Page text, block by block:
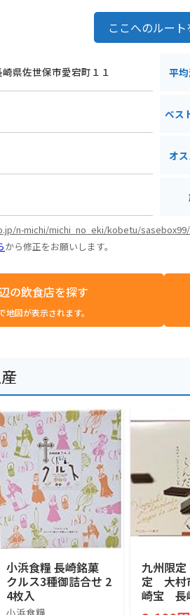
ここへのルート
県佐世保市愛宕町１１ 平
ベス
オ
n-michi/michi_no_eki/kobetu/
から修正をお願いします。
の飲食店を探す
地図が表示されます。
小浜食糧 長崎銘菓
クルス3種御詰合せ 2
4枚入
九州限
定 大村
崎宝 長
子 長崎